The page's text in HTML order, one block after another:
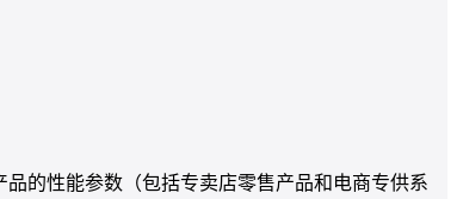
的性能参数（包括专卖店零售产品和电商专供系